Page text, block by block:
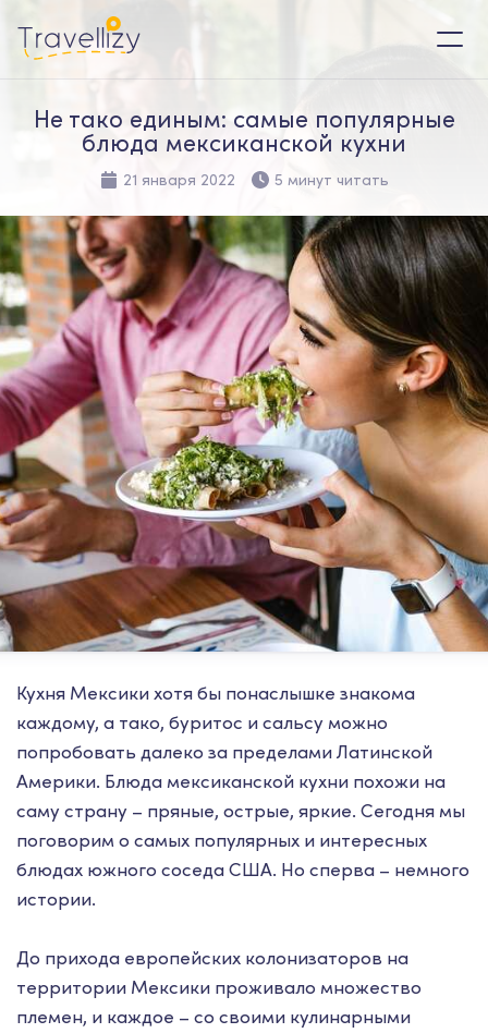
Не тако единым: самые популярные
блюда мексиканской кухни
21 января 2022 5 минут читать
Кухня Мексики хотя бы понаслышке знакома
каждому, а тако, буритос и сальсу можно
попробовать далеко за пределами Латинской
Америки. Блюда мексиканской кухни похожи на
саму страну – пряные, острые, яркие. Сегодня мы
поговорим о самых популярных и интересных
блюдах южного соседа США. Но сперва – немного
истории.
До прихода европейских колонизаторов на
территории Мексики проживало множество
племен, и каждое – со своими кулинарными